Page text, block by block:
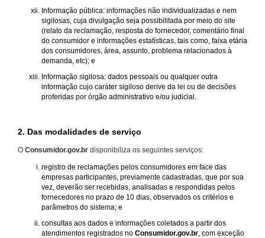
Informação pública: informações não individualizadas e nem
sigilosas, cuja divulgação seja possibilitada por meio do site
(relato da reclamação, resposta do fornecedor, comentário final
do consumidor e informações estatísticas, tais como, faixa etária
dos consumidores, área, assunto, problema relacionados à
demanda, etc); e
Informação sigilosa: dados pessoais ou qualquer outra
informação cujo caráter sigiloso derive da lei ou de decisões
proferidas por órgão administrativo e/ou judicial.
2. Das modalidades de serviço
O Consumidor.gov.br disponibiliza os seguintes serviços:
registro de reclamações pelos consumidores em face das
empresas participantes, previamente cadastradas, que por sua
vez, deverão ser recebidas, analisadas e respondidas pelos
fornecedores no prazo de 10 dias, observados os critérios e
parâmetros do sistema; e
consultas aos dados e informações coletados a partir dos
atendimentos registrados no Consumidor.gov.br , com exceção